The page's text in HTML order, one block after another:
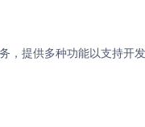
，提供多种功能以支持开